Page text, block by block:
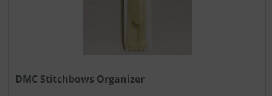
DMC Stitchbows Organizer